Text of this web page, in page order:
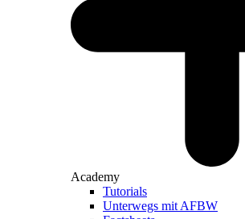
Academy
Tutorials
Unterwegs mit AFBW